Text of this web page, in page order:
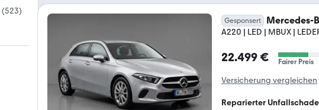
(523)
Gesponsert Mercedes-
A220 | LED | MBUX |
22.499 € Fairer Preis
Versicherung vergleichen
Reparierter